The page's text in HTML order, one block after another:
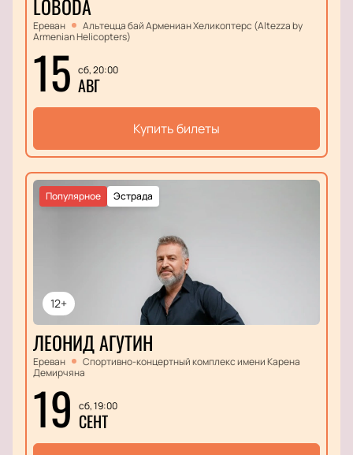
LOBODA
Ереван
Альтецца бай Армениан Хеликоптерс (Altezza by
Armenian Helicopters)
15 сб, 20:00
АВГ
Купить билеты
12+
Эстрада
Популярное
ЛЕОНИД АГУТИН
Ереван
Спортивно-концертный комплекс имени Карена
Демирчяна
19 сб, 19:00
СЕНТ